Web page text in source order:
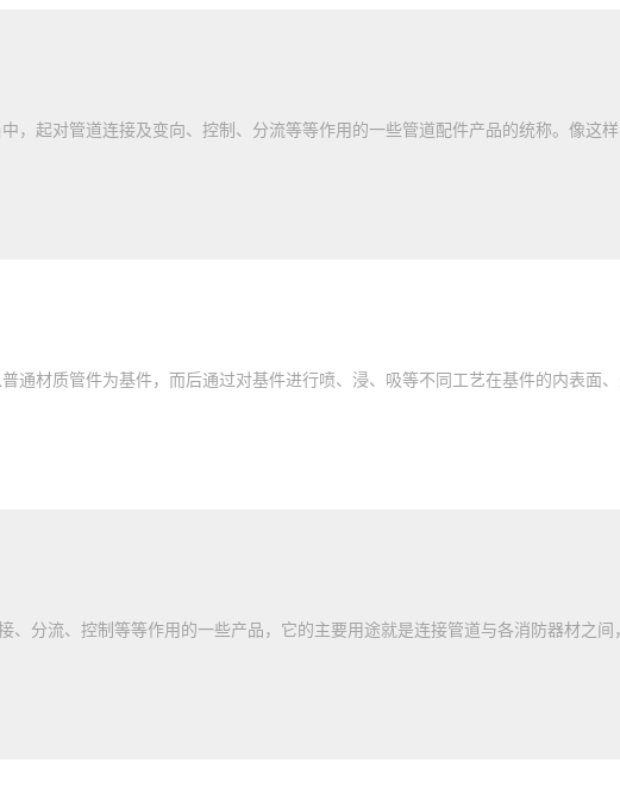
起对管道连接及变向、控制、分流等等作用的一些管道配件产品的统称。像这
材质管件为基件，而后通过对基件进行喷、浸、吸等不同工艺在基件的内表面
分流、控制等等作用的一些产品，它的主要用途就是连接管道与各消防器材之间